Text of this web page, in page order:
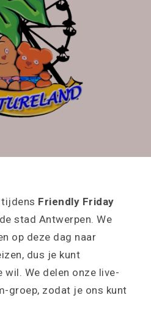
tijdens Friendly Friday
stad Antwerpen. We
op deze dag naar
dus je kunt
wil. We delen onze live-
groep, zodat je ons kunt